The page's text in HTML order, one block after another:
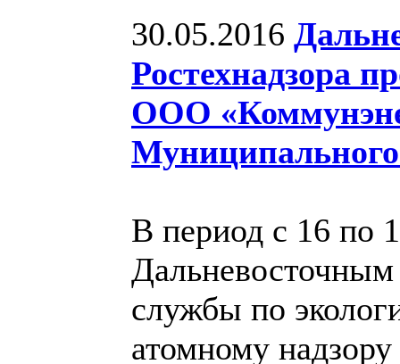
30.05.2016
Ростехнадзора
ООО
В период с 16 по
службы по
атомному